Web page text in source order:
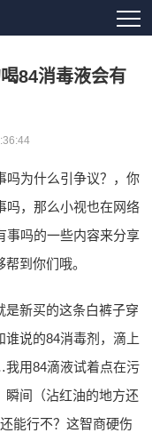
84消毒液会有
吗为什么引争议？，你
吗，那么小视也在网络
事吗的一些内容来分享
到你们哦。
新买的这条白裤子穿
谁说的84消毒剂，滴上
用84滴液试着点在污
瞬间（沾红油的地方还
能行不？这智商硬伤